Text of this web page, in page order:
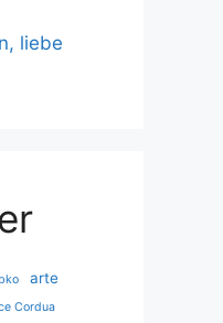
liebe
arte
Cordua